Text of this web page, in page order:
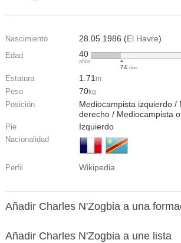
Nascimiento 28.05.1986 (El Havre)
Edad 40
años
74días
Estatura 1.71m
Peso 70kg
Posición
Mediocampista izquierdo /
derecho / Mediocampista
Pie Izquierdo
Nacionalidad
Perfil Wikipedia
Añadir Charles N'Zogbia a una
Añadir Charles N'Zogbia a une lista